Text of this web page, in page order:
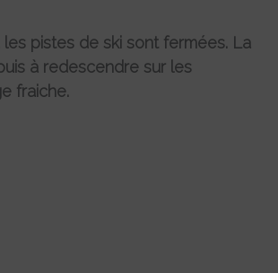
pistes de ski sont fermées. La
à redescendre sur les
fraiche.